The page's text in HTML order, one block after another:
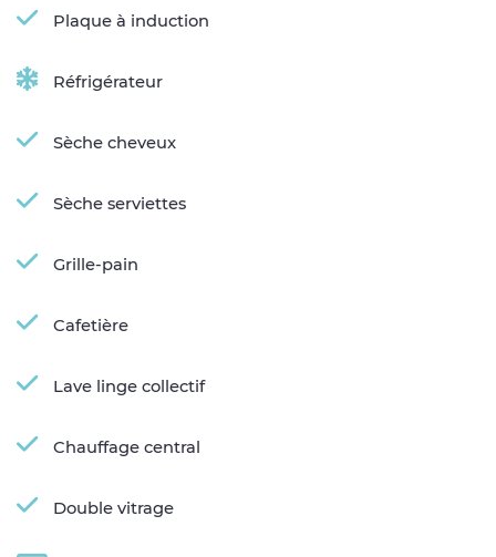
Plaque à induction
Réfrigérateur
Sèche cheveux
Sèche serviettes
Grille-pain
Cafetière
Lave linge collectif
Chauffage central
Double vitrage